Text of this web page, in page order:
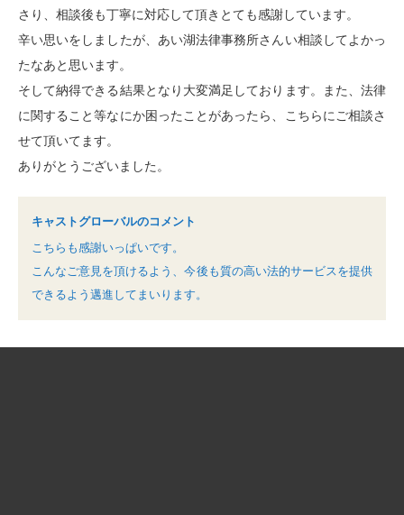
さり、相談後も丁寧に対応して頂きとても感謝しています。
辛い思いをしましたが、あい湖法律事務所さんい相談してよかっ
たなあと思います。
そして納得できる結果となり大変満足しております。また、法律
に関すること等なにか困ったことがあったら、こちらにご相談さ
せて頂いてます。
ありがとうございました。
キャストグローバルのコメント
こちらも感謝いっぱいです。
こんなご意見を頂けるよう、今後も質の高い法的サービスを提供
できるよう邁進してまいります。